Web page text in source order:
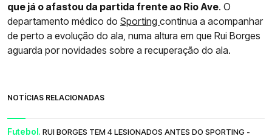
que já o afastou da partida frente ao Rio Ave. O
departamento médico do Sporting continua a acompanhar
de perto a evolução do ala, numa altura em que Rui Borges
aguarda por novidades sobre a recuperação do ala.
NOTÍCIAS RELACIONADAS
Futebol. RUI BORGES TEM 4 LESIONADOS ANTES DO SPORTING -